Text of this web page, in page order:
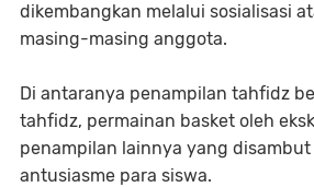
dikembangkan melalui sosialisasi
masing-masing anggota.
Di antaranya penampilan tahfidz
tahfidz, permainan basket oleh
penampilan lainnya yang
antusiasme para siswa.